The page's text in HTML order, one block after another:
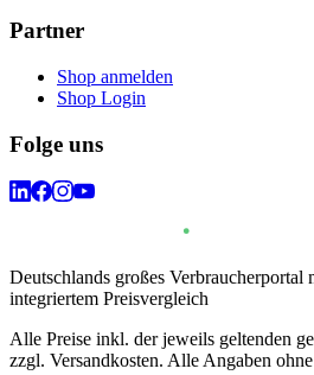
Partner
Shop anmelden
Shop Login
Folge uns
Deutschlands großes Verbraucherportal
integriertem Preisvergleich
Alle Preise inkl. der jeweils geltenden
zzgl. Versandkosten. Alle Angaben